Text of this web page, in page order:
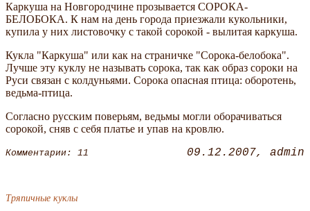
Каркуша на Новгородчине прозывается СОРОКА-
БЕЛОБОКА. К нам на день города приезжали кукольники,
купила у них листовочку с такой сорокой - вылитая каркуша.
Кукла "Каркуша" или как на страничке "Сорока-белобока".
Лучше эту куклу не называть сорока, так как образ сороки на
Руси связан с колдуньями. Сорока опасная птица: оборотень,
ведьма-птица.
Согласно русским поверьям, ведьмы могли оборачиваться
сорокой, сняв с себя платье и упав на кровлю.
Комментарии: 11 09.12.2007 admin
Тряпичные куклы